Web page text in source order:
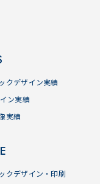
クデザイン実績
ン実績
実績
クデザイン・印刷